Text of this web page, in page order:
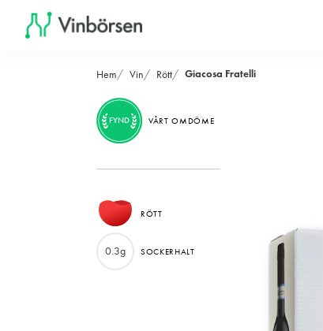
Hem Vin Rött Giacosa Fratelli
FYND VÅRT OMDÖME
RÖTT
0.3g SOCKERHALT